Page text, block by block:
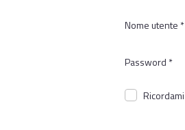
Nome utente *
Password *
Ricordami